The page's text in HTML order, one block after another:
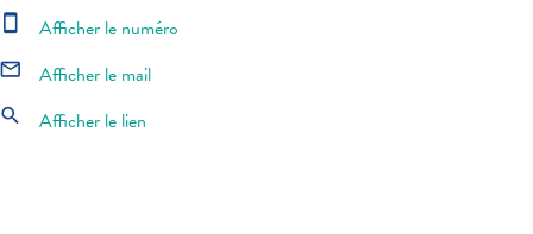
smartphone Afficher le numéro
mail_outline Afficher le mail
search Afficher le lien